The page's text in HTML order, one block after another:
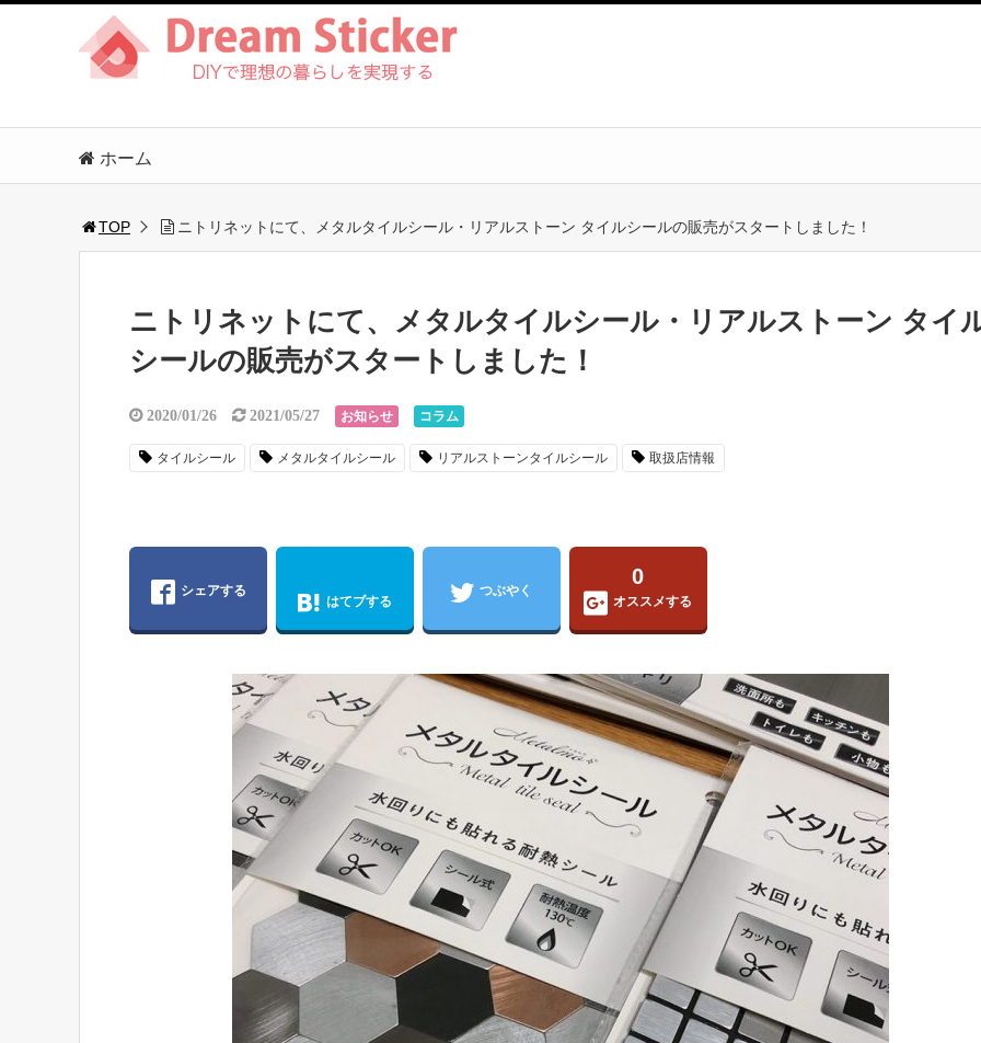
ホーム
TOP ニトリネットにて、メタルタイルシール・リアルストーン タイルシールの販売がスタートしました！
ニトリネットにて、メタルタイルシール・リアルストーン タイ
シールの販売がスタートしました！
2020/01/26 2021/05/27 お知らせ コラム
タイルシール メタルタイルシール リアルストーンタイルシール 取扱店情報
シェアする
はてブする
つぶやく
0
オススメする